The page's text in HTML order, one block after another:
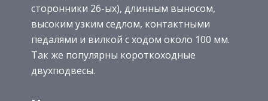
сторонники 26-ых), длинным выносом,
высоким узким седлом, контактными
педалями и вилкой с ходом около 100 мм.
Так же популярны короткоходные
двухподвесы.